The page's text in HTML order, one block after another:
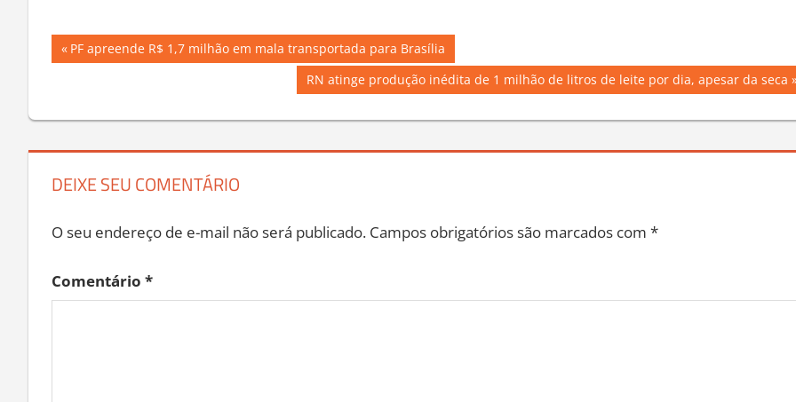
Navegação
Post
Previous
PF apreende R$ 1,7 milhão em mala transportada para Brasília
Next
RN atinge produção inédita de 1 milhão de litros de leite por dia, apesar da seca
DEIXE SEU COMENTÁRIO
O seu endereço de e-mail não será publicado. Campos obrigatórios são marcados com
Comentário